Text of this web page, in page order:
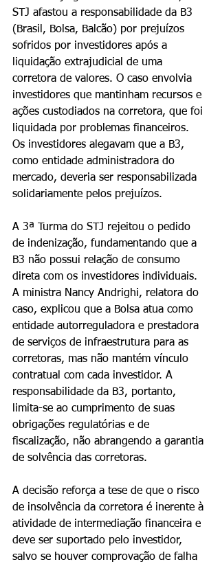
STJ afastou a responsabilidade da B3
(Brasil, Bolsa, Balcão) por prejuízos
sofridos por investidores após a
liquidação extrajudicial de uma
corretora de valores. O caso envolvia
investidores que mantinham recursos e
ações custodiados na corretora, que foi
liquidada por problemas financeiros.
Os investidores alegavam que a B3,
como entidade administradora do
mercado, deveria ser responsabilizada
solidariamente pelos prejuízos.
A 3ª Turma do STJ rejeitou o pedido
de indenização, fundamentando que a
B3 não possui relação de consumo
direta com os investidores individuais.
A ministra Nancy Andrighi, relatora do
caso, explicou que a Bolsa atua como
entidade autorreguladora e prestadora
de serviços de infraestrutura para as
corretoras, mas não mantém vínculo
contratual com cada investidor. A
responsabilidade da B3, portanto,
limita-se ao cumprimento de suas
obrigações regulatórias e de
fiscalização, não abrangendo a garantia
de solvência das corretoras.
A decisão reforça a tese de que o risco
de insolvência da corretora é inerente à
atividade de intermediação financeira e
deve ser suportado pelo investidor,
salvo se houver comprovação de falha